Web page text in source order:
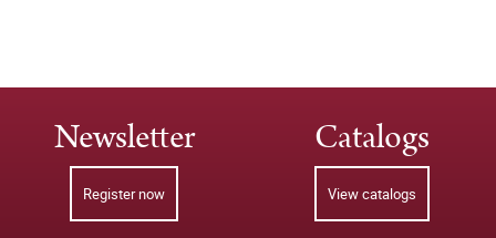
Newsletter
Register now
Catalogs
View catalogs